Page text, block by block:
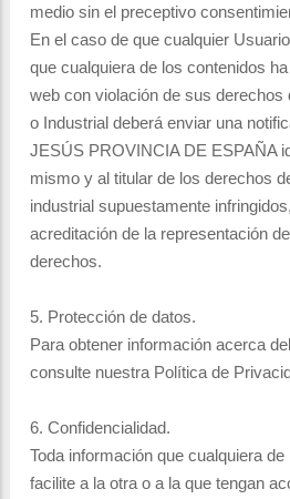
medio sin el preceptivo
En el caso de que cualquier
que cualquiera de los contenidos
web con violación de sus derechos
o Industrial deberá enviar una
JESÚS PROVINCIA DE ESPAÑA
mismo y al titular de los derechos
industrial supuestamente
acreditación de la representación
derechos.
5. Protección de datos.
Para obtener información acerca
consulte nuestra Política de
6. Confidencialidad.
Toda información que cualquiera
facilite a la otra o a la que tengan